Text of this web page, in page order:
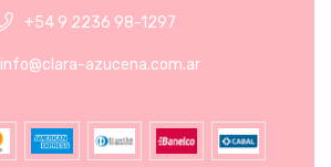
+54 9 2236 98-1297
info@clara-azucena.com.ar